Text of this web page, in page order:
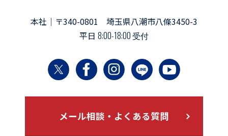
本社｜〒340-0801 埼玉県八潮市八條3450-3
平日 8:00-18:00 受付
メール相談・よくある質問